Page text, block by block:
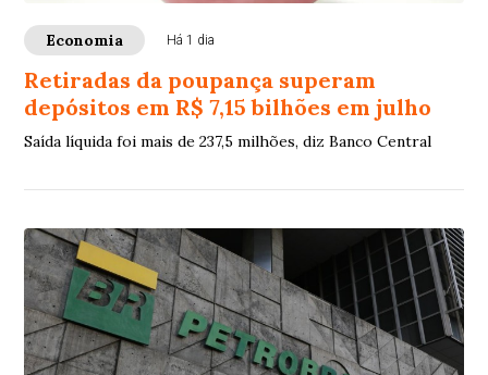
Economia Há 1 dia
Retiradas da poupança superam
depósitos em R$ 7,15 bilhões em julho
Saída líquida foi mais de 237,5 milhões, diz Banco Central